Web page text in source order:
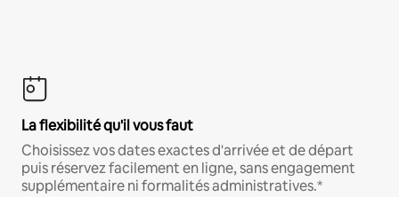
La flexibilité qu'il vous faut
Choisissez vos dates exactes d'arrivée et de départ
puis réservez facilement en ligne, sans engagement
supplémentaire ni formalités administratives.*